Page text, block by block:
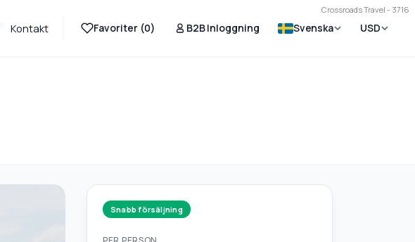
Crossroads Travel - 3716
Kontakt Favoriter (0) B2B Inloggning Svenska USD
Snabb försäljning